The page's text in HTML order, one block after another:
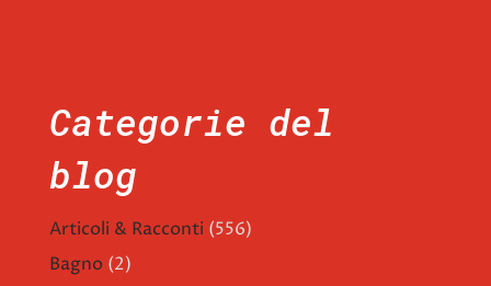
Categorie del
blog
Articoli & Racconti (556)
Bagno (2)